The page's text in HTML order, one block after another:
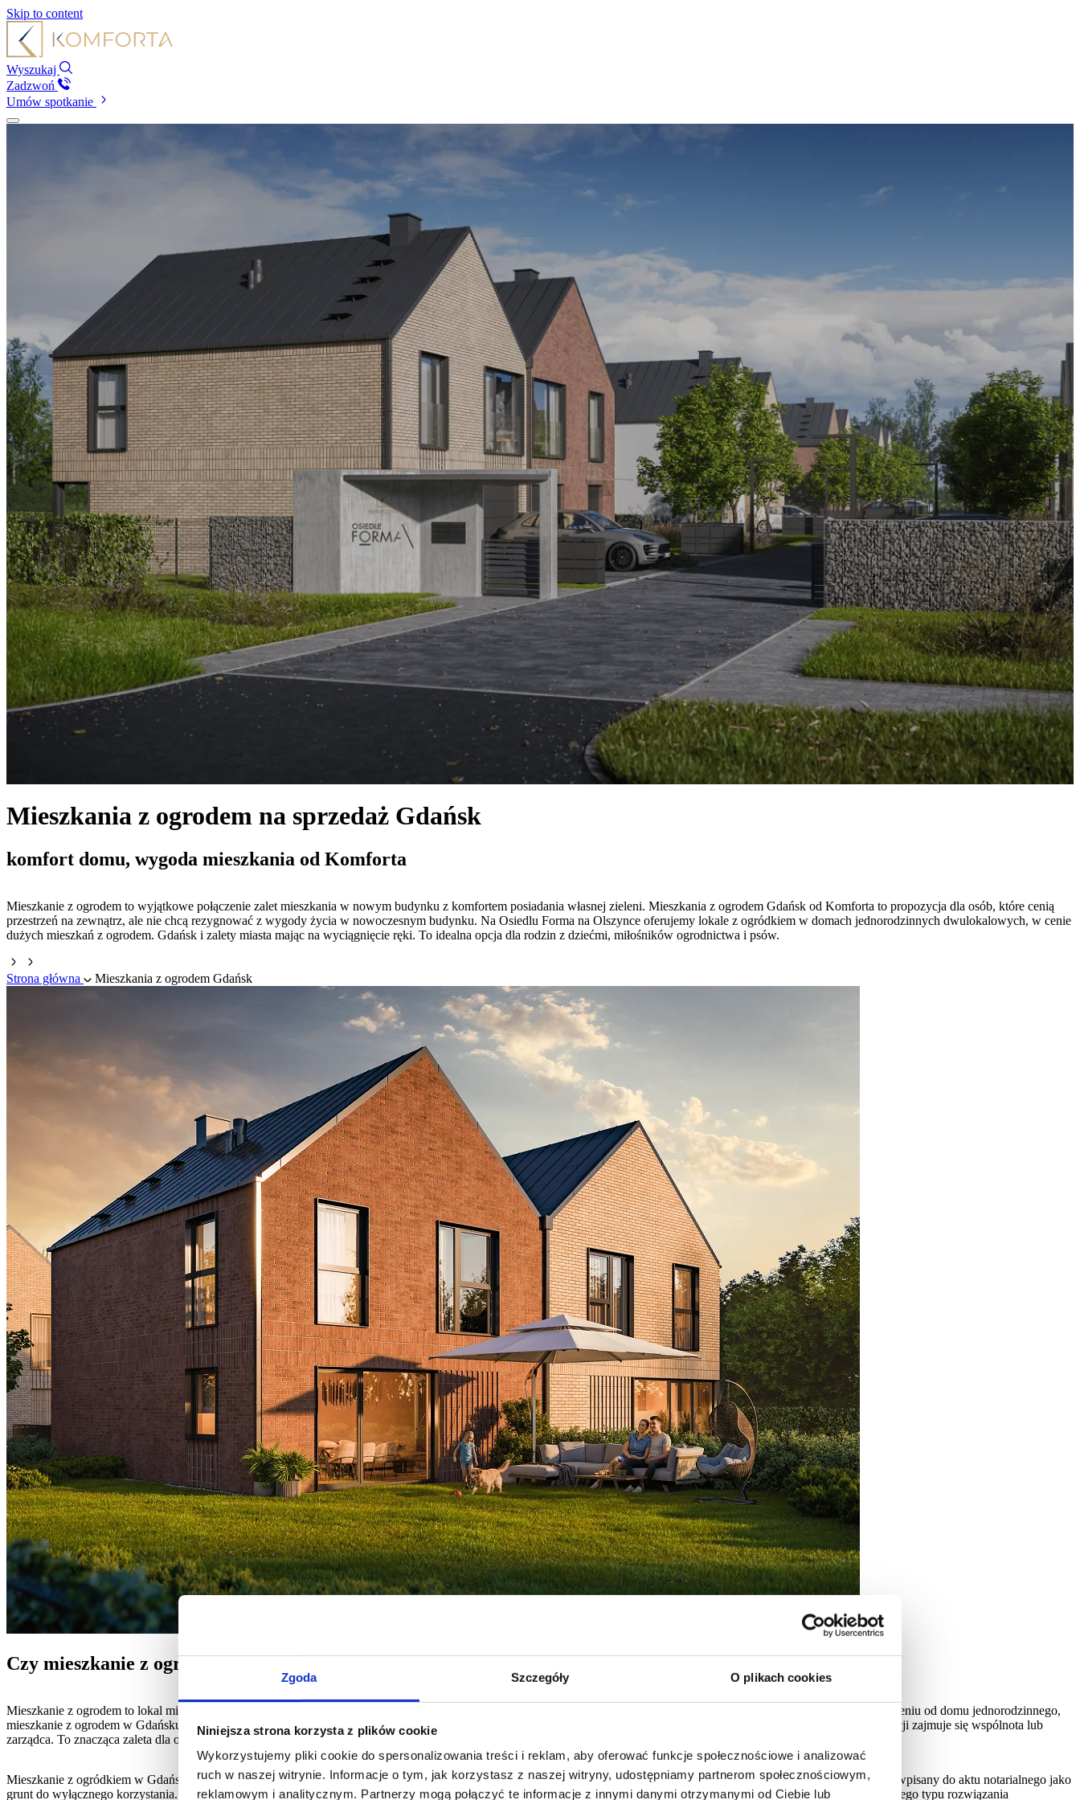
Zgoda Szczegóły O plikach cookies
Niniejsza strona korzysta z plików cookie
Wykorzystujemy pliki cookie do spersonalizowania treści i reklam, aby oferować funkcje społecznościowe i analizować
ruch w naszej witrynie. Informacje o tym, jak korzystasz z naszej witryny, udostępniamy partnerom społecznościowym,
reklamowym i analitycznym. Partnerzy mogą połączyć te informacje z innymi danymi otrzymanymi od Ciebie lub
Skip to content
Wyszukaj
Zadzwoń
Umów spotkanie
Mieszkania z ogrodem na sprzedaż Gdańsk
komfort domu, wygoda mieszkania od Komforta
Mieszkanie z ogrodem to wyjątkowe połączenie zalet mieszkania w nowym budynku z komfortem posiadania własnej zieleni. Mieszkania z ogrodem Gdańsk od Komforta to propozycja dla osób, które cenią
przestrzeń na zewnątrz, ale nie chcą rezygnować z wygody życia w nowoczesnym budynku. Na Osiedlu Forma na Olszynce oferujemy lokale z ogródkiem w domach jednorodzinnych dwulokalowych, w cenie
dużych mieszkań z ogrodem. Gdańsk i zalety miasta mając na wyciągnięcie ręki. To idealna opcja dla rodzin z dziećmi, miłośników ogrodnictwa i psów.
Strona główna Mieszkania z ogrodem Gdańsk
Czy mieszkanie z ogrodem w Gdańsku to dobry pomysł?
Mieszkanie z ogrodem to lokal mieszkalny najczęściej usytuowany na parterze budynku wielorodzinnego lub segmentu, do którego przynależy wydzielony ogródek. W odróżnieniu od domu jednorodzinnego,
mieszkanie z ogrodem w Gdańsku czy w jakiejkolwiek innej lokalizacji nie wymaga samodzielnego zarządzania całą nieruchomością. Utrzymaniem budynku, dachu czy elewacji zajmuje się wspólnota lub
zarządca. To znacząca zaleta dla osób ceniących komfort bez obowiązków właściciela domu.
Mieszkanie z ogródkiem w Gdańsk wiąże się też z niższym kosztem zakupu niż dom wolnostojący przy podobnej powierzchni użytkowej. Ogródek przynależny do lokalu jest wpisany do aktu notarialnego jako
grunt do wyłącznego korzystania. Inwestor może go zagospodarować według własnego pomysłu: posadzić kwiaty, urządzić taras, zbudować altanę czy plac zabaw dla dzieci. Tego typu rozwiązania